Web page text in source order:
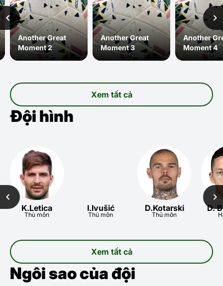
Xem tất cả
Another Great
Moment 2
Another Great
Moment 3
Another
Moment 4
Đội hình
Xem tất cả
K.Letica
Thủ môn
I.Ivušić
Thủ môn
D.Kotarski
Thủ môn
D.
Ngôi sao của đội